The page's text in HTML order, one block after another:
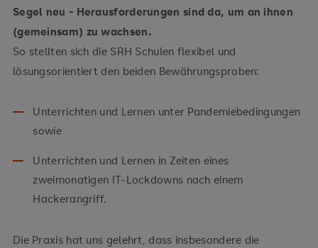
Segel neu - Herausforderungen sind da, um an ihnen
(gemeinsam) zu wachsen.
So stellten sich die SRH Schulen flexibel und
lösungsorientiert den beiden Bewährungsproben:
Unterrichten und Lernen unter Pandemiebedingungen
sowie
Unterrichten und Lernen in Zeiten eines
zweimonatigen IT-Lockdowns nach einem
Hackerangriff.
Die Praxis hat uns gelehrt, dass insbesondere die